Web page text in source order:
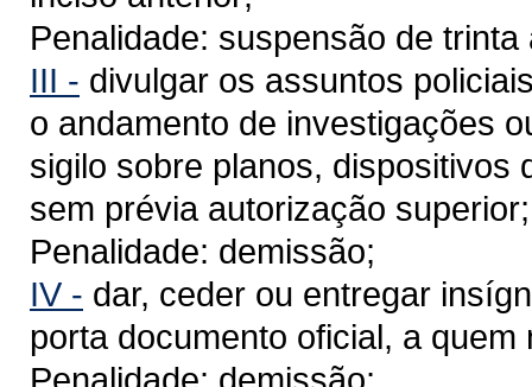
Penalidade: suspensão de
III - divulgar os assuntos
o andamento de investigações
sigilo sobre planos,
sem prévia autorização superior;
Penalidade: demissão;
IV - dar, ceder ou entregar
porta documento oficial, a
Penalidade: demissão;